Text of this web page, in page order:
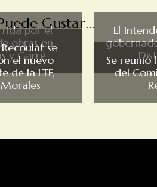
Gustar...
por el
obras en
y Garré
El
se
el nuevo
de la LTF,
Se reunió
del